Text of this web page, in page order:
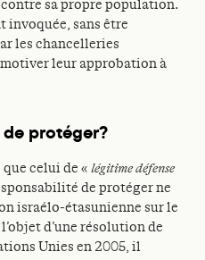
sa propre population.
invoquée, sans être
les chancelleries
leur approbation à
protéger?
celui de « légitime défense
de protéger ne
israélo-étasunienne sur le
d’une résolution de
Unies en 2005, il